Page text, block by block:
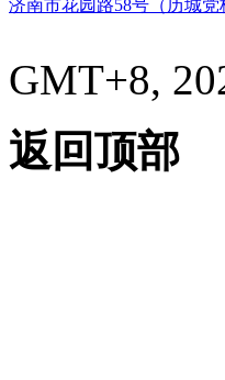
济南市花园路58号（历城党
GMT+8,
返回顶部